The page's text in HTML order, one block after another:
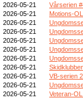
2026-05-21
Vårserien
2026-05-21
Motions-
2026-05-21
2026-05-21
2026-05-21
2026-05-21
2026-05-21
2026-05-21
2026-05-21
VB-serien
2026-05-21
2026-05-21
Veteran-